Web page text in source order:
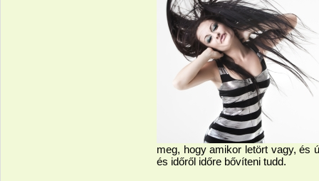
meg, hogy amikor letört vagy, és
és időről időre bővíteni tudd.